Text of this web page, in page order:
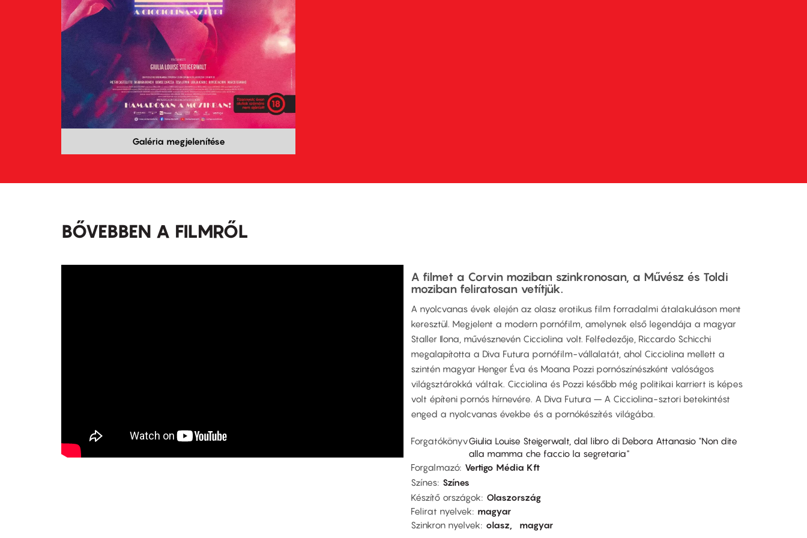
Galéria megjelenítése
BŐVEBBEN A FILMRŐL
A filmet a Corvin moziban szinkronosan, a Művész és Toldi
moziban feliratosan vetítjük.
A nyolcvanas évek elején az olasz erotikus film forradalmi átalakuláson ment
keresztül. Megjelent a modern pornófilm, amelynek első legendája a magyar
Staller Ilona, művésznevén Cicciolina volt. Felfedezője, Riccardo Schicchi
megalapította a Diva Futura pornófilm-vállalatát, ahol Cicciolina mellett a
szintén magyar Henger Éva és Moana Pozzi pornószínészként valóságos
világsztárokká váltak. Cicciolina és Pozzi később még politikai karriert is képes
volt építeni pornós hírnevére. A Diva Futura – A Cicciolina-sztori betekintést
enged a nyolcvanas évekbe és a pornókészítés világába.
ForgatókönyvGiulia Louise Steigerwalt, dal libro di Debora Attanasio "Non dite
alla mamma che faccio la segretaria"
Forgalmazó Vertigo Média Kft
Színes Színes
Készítő országok
Olaszország
Felirat nyelvek
magyar
Szinkron nyelvek
olasz magyar